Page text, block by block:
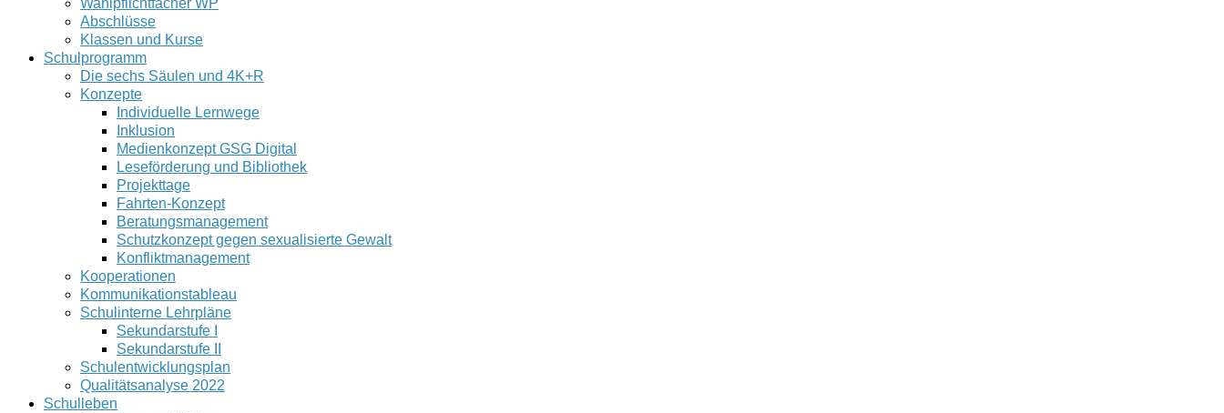
Wahlpflichtfächer WP
Abschlüsse
Klassen und Kurse
Schulprogramm
Die sechs Säulen und 4K+R
Konzepte
Individuelle Lernwege
Inklusion
Medienkonzept GSG Digital
Leseförderung und Bibliothek
Projekttage
Fahrten-Konzept
Beratungsmanagement
Schutzkonzept gegen sexualisierte Gewalt
Konfliktmanagement
Kooperationen
Kommunikationstableau
Schulinterne Lehrpläne
Sekundarstufe I
Sekundarstufe II
Schulentwicklungsplan
Qualitätsanalyse 2022
Schulleben